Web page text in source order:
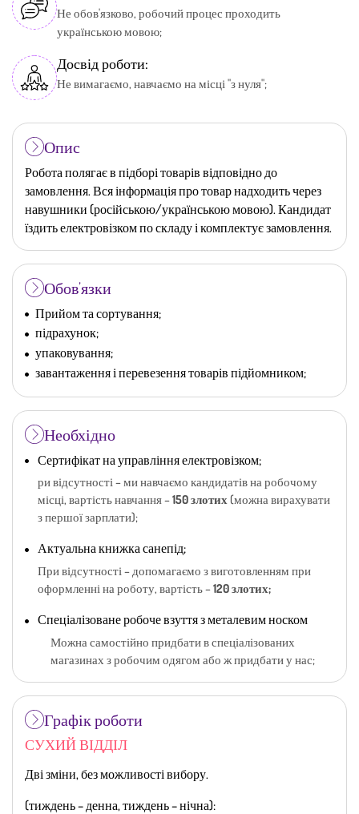
Не обов'язково, робочий процес проходить
українською мовою;
Досвід роботи:
Не вимагаємо, навчаємо на місці "з нуля";
Опис
Робота полягає в підборі товарів відповідно до
замовлення. Вся інформація про товар надходить через
навушники (російською/українською мовою). Кандидат
їздить електровізком по складу і комплектує замовлення.
Обов’язки
Прийом та сортування;
підрахунок;
упаковування;
завантаження і перевезення товарів підйомником;
Необхідно
Сертифікат на управління електровізком;
ри відсутності – ми навчаємо кандидатів на робочому
місці, вартість навчання –150 злотих(можна вирахувати
з першої зарплати);
Актуальна книжка санепід;
При відсутності – допомагаємо з виготовленням при
оформленні на роботу, вартість –120 злотих;
Спеціалізоване робоче взуття з металевим носком
Можна самостійно придбати в спеціалізованих
магазинах з робочим одягом або ж придбати у нас;
Графік роботи
СУХИЙ ВІДДІЛ
Дві зміни, без можливості вибору.
(тиждень – денна, тиждень – нічна):